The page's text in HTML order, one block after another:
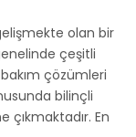
olan bir
çeşitli
çözümleri
bilinçli
çıkmaktadır. En